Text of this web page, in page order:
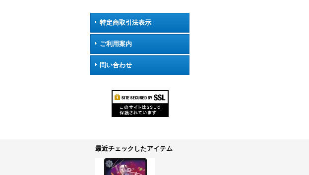
特定商取引法表示
ご利用案内
問い合わせ
最近チェックしたアイテム